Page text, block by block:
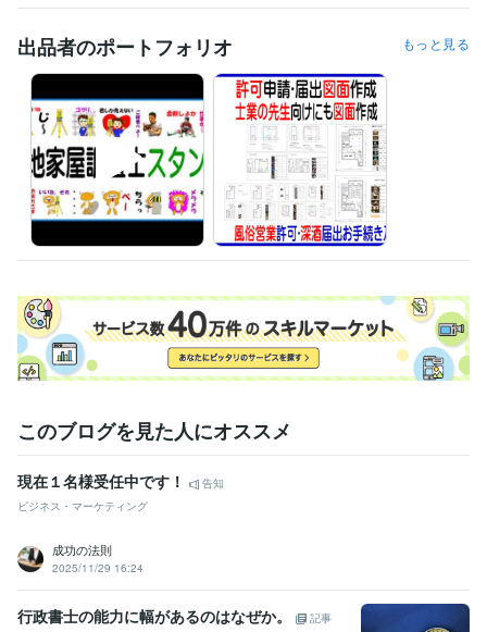
１級船舶免許＜小型船舶操縦士＞ 取得年 : 2013年
損害保険代理店上級資格
得意分野
ビジネス代行・事務代行 登記･許可･届出、各種図面作成
建物表題登記、図面
出品者のポートフォリオ もっと見る
このブログを見た人にオススメ
現在１名様受任中です！
告知
ビジネス・マーケティング
成功の法則
2025/11/29 16:24
行政書士の能力に幅があるのはなぜか。
記事